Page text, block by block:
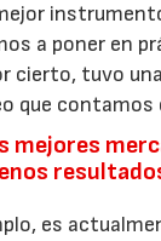
a poner en
cierto, tuvo
que
mejores
es